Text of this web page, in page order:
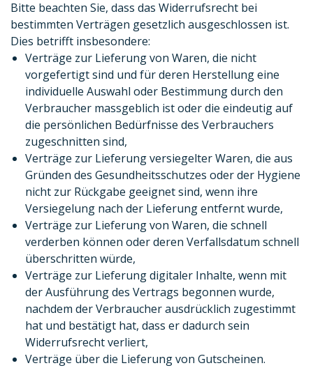
Bitte beachten Sie, dass das Widerrufsrecht bei
bestimmten Verträgen gesetzlich ausgeschlossen ist.
Dies betrifft insbesondere:
Verträge zur Lieferung von Waren, die nicht
vorgefertigt sind und für deren Herstellung eine
individuelle Auswahl oder Bestimmung durch den
Verbraucher massgeblich ist oder die eindeutig auf
die persönlichen Bedürfnisse des Verbrauchers
zugeschnitten sind,
Verträge zur Lieferung versiegelter Waren, die aus
Gründen des Gesundheitsschutzes oder der Hygiene
nicht zur Rückgabe geeignet sind, wenn ihre
Versiegelung nach der Lieferung entfernt wurde,
Verträge zur Lieferung von Waren, die schnell
verderben können oder deren Verfallsdatum schnell
überschritten würde,
Verträge zur Lieferung digitaler Inhalte, wenn mit
der Ausführung des Vertrags begonnen wurde,
nachdem der Verbraucher ausdrücklich zugestimmt
hat und bestätigt hat, dass er dadurch sein
Widerrufsrecht verliert,
Verträge über die Lieferung von Gutscheinen.